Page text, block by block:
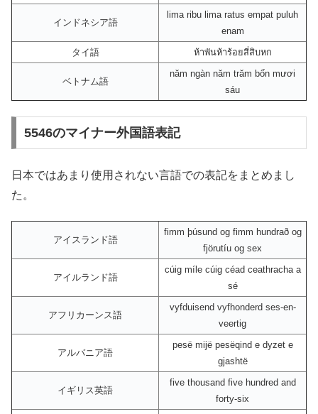
インドネシア語
lima ribu lima ratus empat puluh
enam
タイ語
ห้าพันห้าร้อยสี่สิบหก
ベトナム語
năm ngàn năm trăm bốn mươi
sáu
5546のマイナー外国語表記
日本ではあまり使用されない言語での表記をまとめまし
た。
アイスランド語
fimm þúsund og fimm hundrað og
fjörutíu og sex
アイルランド語
cúig míle cúig céad ceathracha a
sé
アフリカーンス語
vyfduisend vyfhonderd ses-en-
veertig
アルバニア語
pesë mijë pesëqind e dyzet e
gjashtë
イギリス英語
five thousand five hundred and
forty-six